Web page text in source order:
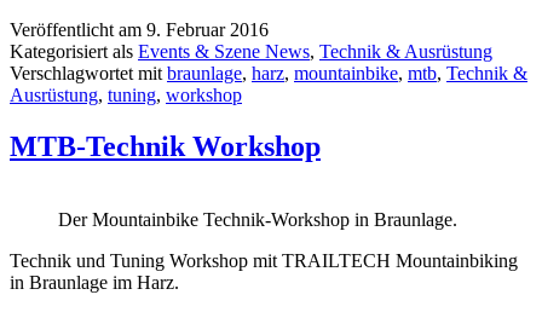
Veröffentlicht am 9. Februar 2016
Kategorisiert als Events & Szene News, Technik & Ausrüstung
Verschlagwortet mitbraunlage, harz, mountainbike, mtb, Technik &
Ausrüstung, tuning, workshop
MTB-Technik Workshop
Der Mountainbike Technik-Workshop in Braunlage.
Technik und Tuning Workshop mit TRAILTECH Mountainbiking
in Braunlage im Harz.